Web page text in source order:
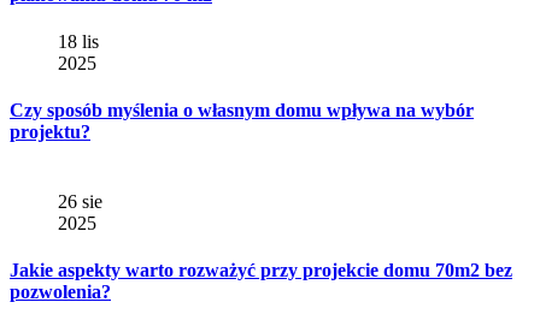
18 lis
2025
Czy sposób myślenia o własnym domu wpływa na wybór
projektu?
26 sie
2025
Jakie aspekty warto rozważyć przy projekcie domu 70m2 bez
pozwolenia?